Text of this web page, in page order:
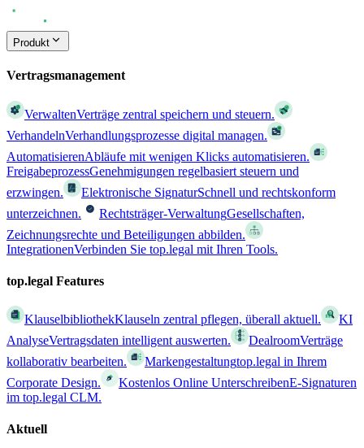
Produkt
Vertragsmanagement
VerwaltenVerträge zentral speichern und steuern.
VerhandelnVerhandlungsprozesse digital managen.
AutomatisierenAbläufe mit wenigen Klicks automatisieren.
FreigabeprozessGenehmigungen regelbasiert steuern und
erzwingen.
Elektronische SignaturSchnell und rechtskonform
unterzeichnen.
Rechtsträger-VerwaltungGesellschaften,
Zeichnungsrechte und Beteiligungen abbilden.
IntegrationenVerbinden Sie top.legal mit Ihren Tools.
top.legal Features
KlauselbibliothekKlauseln zentral pflegen, überall aktuell.
KI
AnalyseVertragsdaten intelligent auswerten. DealroomVerträge
kollaborativ bearbeiten.
Markengestaltungtop.legal in Ihrem
Corporate Design.
Kostenlos Online UnterschreibenE-Signaturen
im top.legal CLM.
Aktuell